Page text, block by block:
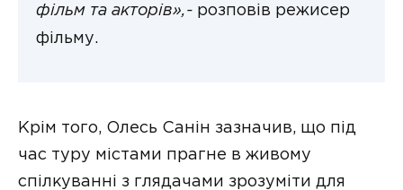
фільм та акторів»,- розповів режисер
фільму.
Крім того, Олесь Санін зазначив, що під
час туру містами прагне в живому
спілкуванні з глядачами зрозуміти для